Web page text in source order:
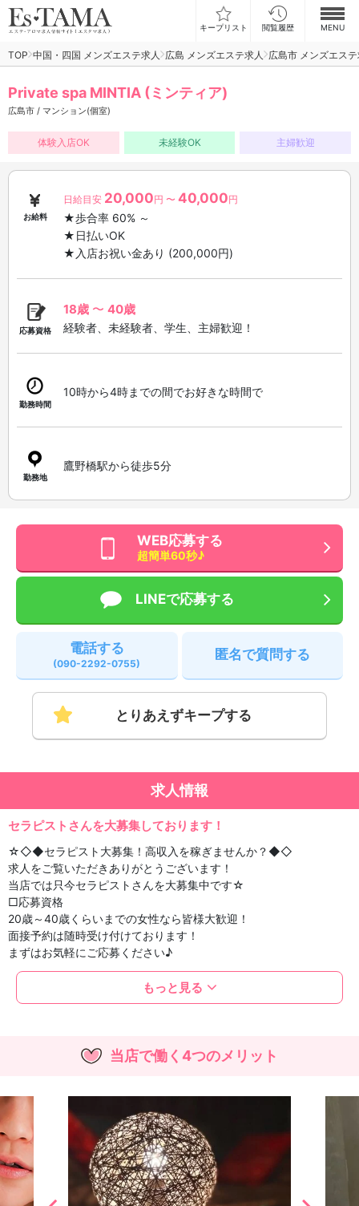
キープリスト 閲覧履歴 MENU
お仕事検索
お仕事ランキング
お仕事体験談
スカウト型求人エスジョブ
メンズエステコラム
ログイン
TOP 中国・四国 メンズエステ求人 広島 メンズエステ求人 広島市 メンズエス
Private spa MINTIA (ミンティア)
広島市 / マンション(個室)
体験入店OK 未経験OK 主婦歓迎
お給料
日給目安 20,000円 〜 40,000円
★歩合率 60% ～
★日払いOK
★入店お祝い金あり (200,000円)
応募資格
18歳〜 40歳
経験者、未経験者、学生、主婦歓迎！
勤務時間
10時から4時までの間でお好きな時間で
勤務地
鷹野橋駅から徒歩5分
WEB応募する
超簡単60秒♪
LINEで応募する
電話する
(090-2292-0755)
匿名で質問する
とりあえずキープする
求人情報
セラピストさんを大募集しております！
☆◇◆セラピスト大募集！高収入を稼ぎませんか？◆◇
求人をご覧いただきありがとうございます！
当店では只今セラピストさんを大募集中です☆
□応募資格
20歳～40歳くらいまでの女性なら皆様大歓迎！
面接予約は随時受け付けております！
まずはお気軽にご応募ください♪
あなたのご都合を最大限考慮し調整いたします！
罰金やノルマも設けておりませんので、
無理なく自分のペースで稼げますよ♪
その他にも様々な待遇がございます！
詳細はお気軽にお問い合わせください！
もっと見る
当店で働く4つのメリット